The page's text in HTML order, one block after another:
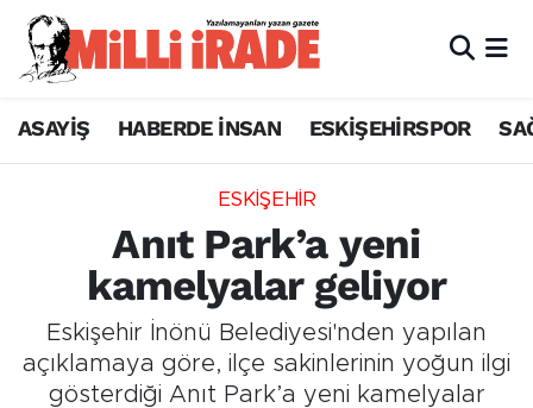
ASAYİŞ HABERDE İNSAN ESKİŞEHİRSPOR
ESKİŞEHİR
Anıt Park’a yeni
kamelyalar geliyor
Eskişehir İnönü Belediyesi'nden yapılan
açıklamaya göre, ilçe sakinlerinin yoğun ilgi
gösterdiği Anıt Park’a yeni kamelyalar